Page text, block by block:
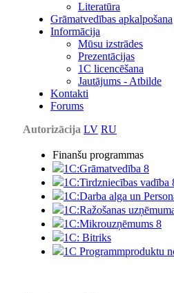
Literatūra
Grāmatvedības apkalpošana
Informācija
Mūsu izstrādes
Prezentācijas
1С licencēšana
Jautājums - Atbilde
Kontakti
Forums
Autorizācija LV RU
Finanšu programmas
1C:Grāmatvedība 8
1C:Tirdzniecības vadība
1C:Darba alga un
1C:Ražošanas
1С:Мikrouzņēmums 8
1C: Bitriks
1C Programmproduktu